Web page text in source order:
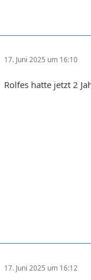
17. Juni 2025 um 16:10
Rolfes hatte jetzt 2
17. Juni 2025 um 16:12